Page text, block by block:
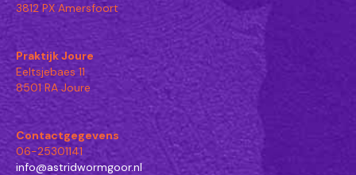
3812 PX Amersfoort
Praktijk Joure
Eeltsjebaes 11
8501 RA Joure
Contactgegevens
06-25301141
info@astridwormgoor.nl